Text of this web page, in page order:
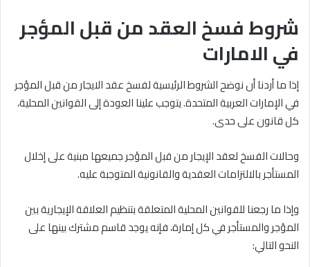
شروط فسخ العقد من قبل المؤجر
في الامارات
إذا ما أردنا أن نوضح الشروط الرئيسية لفسخ عقد الايجار من قبل المؤجر
في الإمارات العربية المتحدة. يتوجب علينا العودة إلى القوانين المحلية،
كل قانون على حدى.
وحالات الفسخ لعقد الإيجار من قبل المؤجر جميعها مبنية على إخلال
المستأجر بالالتزامات العقدية والقانونية المتوجبة عليه.
وإذا ما رجعنا للقوانين المحلية المتعلقة بتنظيم العلاقة الإيجارية بين
المؤجر والمستأجر في كل إمارة، فإنه يوجد قاسم مشترك بينها على
النحو التالي: